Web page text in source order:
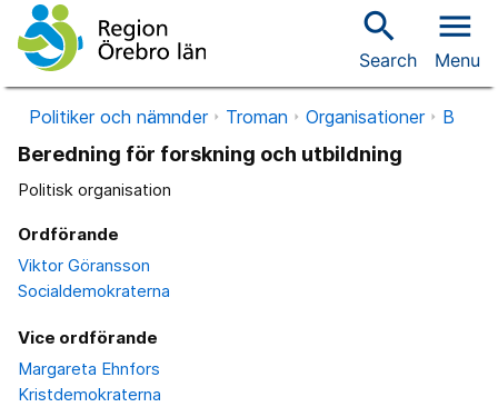
search
Search
menu
Menu
Politiker och nämnder Troman Organisationer B
Beredning för forskning och utbildning
Politisk organisation
Ordförande
Viktor Göransson
Socialdemokraterna
Vice ordförande
Margareta Ehnfors
Kristdemokraterna